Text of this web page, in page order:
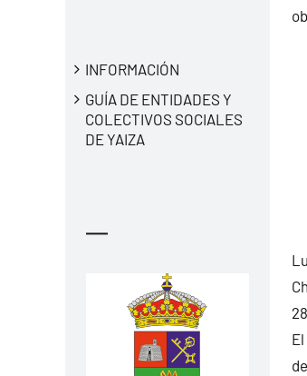
INFORMACIÓN
GUÍA DE ENTIDADES Y
COLECTIVOS SOCIALES
DE YAIZA
—